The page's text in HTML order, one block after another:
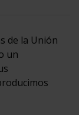
de la Unión
un